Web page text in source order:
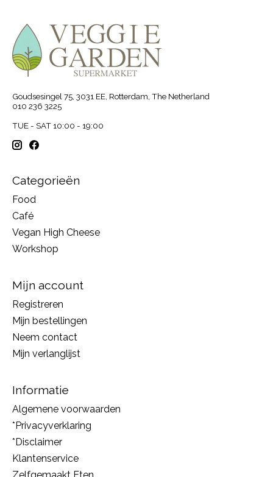
Goudsesingel 75, 3031 EE, Rotterdam, The Netherland
010 236 3225
TUE - SAT 10:00 - 19:00
Categorieën
Food
Café
Vegan High Cheese
Workshop
Mijn account
Registreren
Mijn bestellingen
Neem contact
Mijn verlanglijst
Informatie
Algemene voorwaarden
*Privacyverklaring
*Disclaimer
Klantenservice
Zelfgemaakt Eten